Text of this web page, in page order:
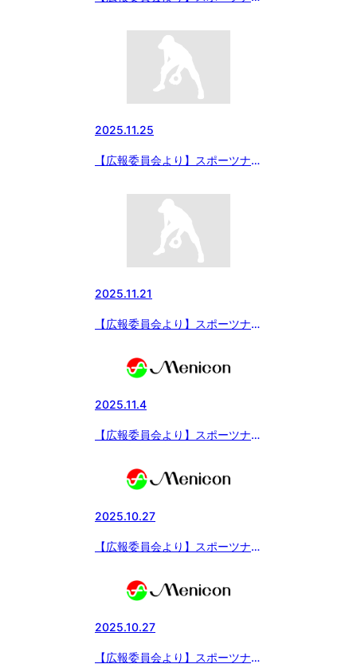
庄市長杯 東日本大会」が開幕！
社会貢献活動として献血に協力！
の記事をアップしました
2025.11.25
【広報委員会より】スポーツナビ
果「マツダボール 第11回本庄市
長杯 東日本大会」の記事をアッ
2025.11.21
【広報委員会より】スポーツナビ
市長杯 東日本大会」の記事をア
ップしました
2025.11.4
【広報委員会より】スポーツナビ
ニコン・中日スポーツ杯 第20回
日本少年野球中日本秋季大会」中
学部の記事が配信されました
2025.10.27
【広報委員会より】スポーツナビ
コン・中日スポーツ杯 第20回日
本少年野球中日本秋季大会」の記
事が配信されました
2025.10.27
【広報委員会より】スポーツナビ